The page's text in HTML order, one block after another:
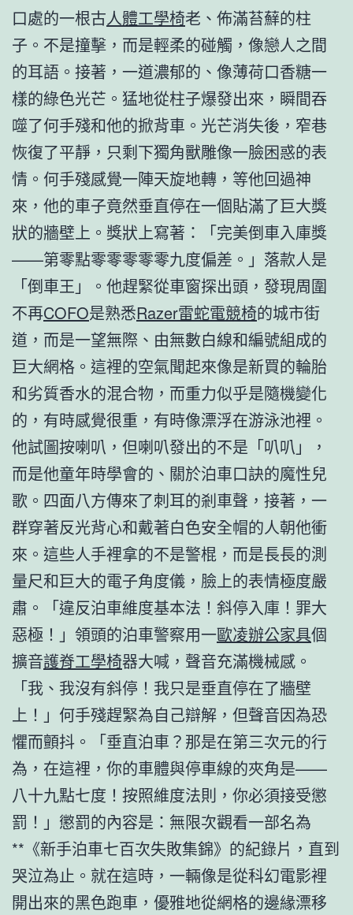
口處的一根古人體工學椅老、佈滿苔蘚的柱
子。不是撞擊，而是輕柔的碰觸，像戀人之間
的耳語。接著，一道濃郁的、像薄荷口香糖一
樣的綠色光芒。猛地從柱子爆發出來，瞬間吞
噬了何手殘和他的掀背車。光芒消失後，窄巷
恢復了平靜，只剩下獨角獸雕像一臉困惑的表
情。何手殘感覺一陣天旋地轉，等他回過神
來，他的車子竟然垂直停在一個貼滿了巨大獎
狀的牆壁上。獎狀上寫著：「完美倒車入庫獎
——第零點零零零零零九度偏差。」落款人是
「倒車王」。他趕緊從車窗探出頭，發現周圍
不再COFO是熟悉Razer雷蛇電競椅的城市街
道，而是一望無際、由無數白線和編號組成的
巨大網格。這裡的空氣聞起來像是新買的輪胎
和劣質香水的混合物，而重力似乎是隨機變化
的，有時感覺很重，有時像漂浮在游泳池裡。
他試圖按喇叭，但喇叭發出的不是「叭叭」，
而是他童年時學會的、關於泊車口訣的魔性兒
歌。四面八方傳來了刺耳的剎車聲，接著，一
群穿著反光背心和戴著白色安全帽的人朝他衝
來。這些人手裡拿的不是警棍，而是長長的測
量尺和巨大的電子角度儀，臉上的表情極度嚴
肅。「違反泊車維度基本法！斜停入庫！罪大
惡極！」領頭的泊車警察用一歐凌辦公家具個
擴音護脊工學椅器大喊，聲音充滿機械感。
「我、我沒有斜停！我只是垂直停在了牆壁
上！」何手殘趕緊為自己辯解，但聲音因為恐
懼而顫抖。「垂直泊車？那是在第三次元的行
為，在這裡，你的車體與停車線的夾角是——
八十九點七度！按照維度法則，你必須接受懲
罰！」懲罰的內容是：無限次觀看一部名為
**《新手泊車七百次失敗集錦》的紀錄片，直到
哭泣為止。就在這時，一輛像是從科幻電影裡
開出來的黑色跑車，優雅地從網格的邊緣漂移